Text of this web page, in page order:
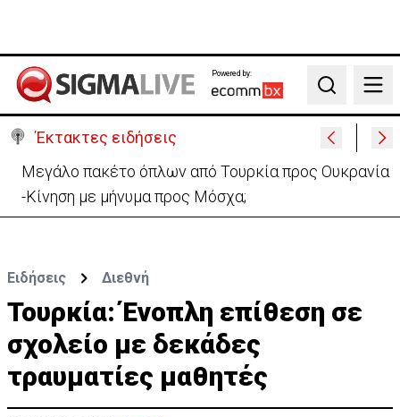
Powered by:
Search
Έκτακτες ειδήσεις
Μεγάλο πακέτο όπλων από Τουρκία προς Ουκρανία
-Κίνηση με μήνυμα προς Μόσχα;
Ειδήσεις Διεθνή
Τουρκία: Ένοπλη επίθεση σε
σχολείο με δεκάδες
τραυματίες μαθητές